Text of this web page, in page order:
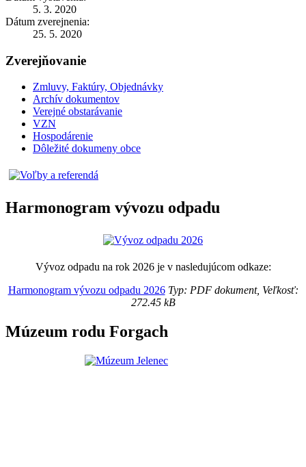
5. 3. 2020
Dátum zverejnenia:
25. 5. 2020
Zverejňovanie
Zmluvy, Faktúry, Objednávky
Archív dokumentov
Verejné obstarávanie
VZN
Hospodárenie
Dôležité dokumeny obce
Harmonogram vývozu odpadu
Vývoz odpadu na rok 2026 je v nasledujúcom odkaze:
Harmonogram vývozu odpadu 2026Typ: PDF dokument, Veľkosť:
272.45 kB
Múzeum rodu Forgach